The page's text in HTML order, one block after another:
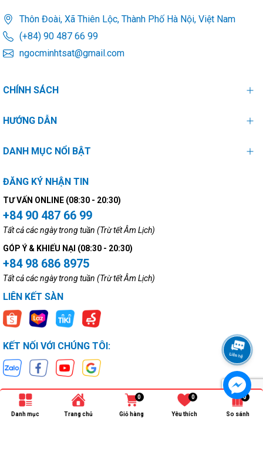
Thôn Đoài, Xã Thiên Lộc, Thành Phố Hà Nội, Việt Nam
(+84) 90 487 66 99
ngocminhtsat@gmail.com
CHÍNH SÁCH
HƯỚNG DẪN
DANH MỤC NỔI BẬT
ĐĂNG KÝ NHẬN TIN
TƯ VẤN ONLINE (08:30 - 20:30)
+84 90 487 66 99
Tất cả các ngày trong tuần (Trừ tết Âm Lịch)
GÓP Ý & KHIẾU NẠI (08:30 - 20:30)
+84 98 686 8975
Tất cả các ngày trong tuần (Trừ tết Âm Lịch)
LIÊN KẾT SÀN
KẾT NỐI VỚI CHÚNG TÔI:
Bản quyền thuộc vềNgọc Minh Electronics
Danh mục Trang chủ Giỏ hàng
0
Yêu thích
0
So sánh
0